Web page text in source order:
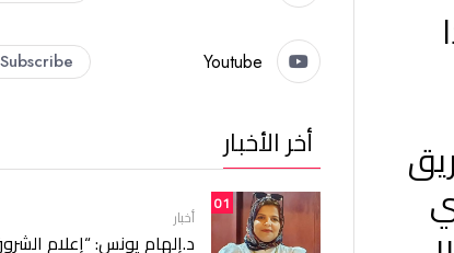
Youtube
Subscribe
أخر الأخبار
01
أخبار
د.إلهام يونس: “إعلام